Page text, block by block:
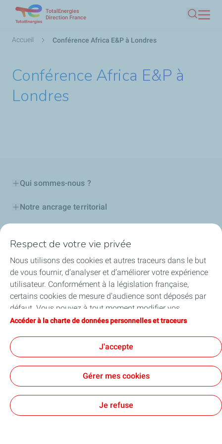
contenu
TotalEnergies
Direction France
Fil
Accueil Conférence Africa E&P à Londres
Conférence Africa E&P à
Londres
Qui sommes-nous ?
Notre ancrage territorial
Accompagner à l'international
Nos actualités
Accessibilité : partiellement conforme
TotalEnergies 2026
Respect de votre vie privée
Nous utilisons des cookies et autres traceurs dans le but
de vous fournir, d’analyser et d’améliorer votre expérience
utilisateur. Conformément à la législation française,
certains cookies de mesure d'audience sont déposés par
défaut. Vous pouvez à tout moment modifier vos
paramètres de cookies en cliquant sur le bouton « Gérer
vous acceptez le dépôt de l’ensemble des cookies. Dans le
cas où vous cliquez sur « Je refuse », seuls les cookies
techniques nécessaires au bon fonctionnement du site
seront utilisés. Pour plus d’informations, vous pouvez
traceurs ».
Accéder à la charte de données personnelles et traceurs
J'accepte
Gérer mes cookies
Je refuse